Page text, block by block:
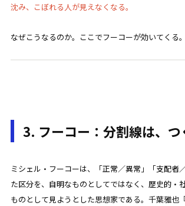
沈み、こぼれる人が見えなくなる。
なぜこうなるのか。ここでフーコーが効いてくる。
3. フーコー：分割線は、つ
ミシェル・フーコーは、「正常／異常」「支配者
た区分を、自明なものとしてではなく、歴史的・
ものとして見ようとした思想家である。千葉雅也